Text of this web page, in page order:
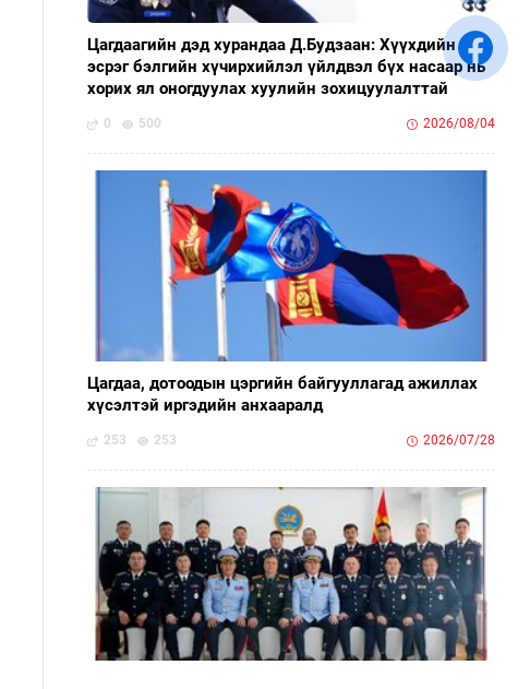
Цагдаагийн дэд хурандаа Д.Будзаан: Хүүхдийн
эсрэг бэлгийн хүчирхийлэл үйлдвэл бүх насаар нь
хорих ял оногдуулах хуулийн зохицуулалттай
0 500 2026/08/04
Цагдаа, дотоодын цэргийн байгууллагад ажиллах
хүсэлтэй иргэдийн анхааралд
253 253 2026/07/28